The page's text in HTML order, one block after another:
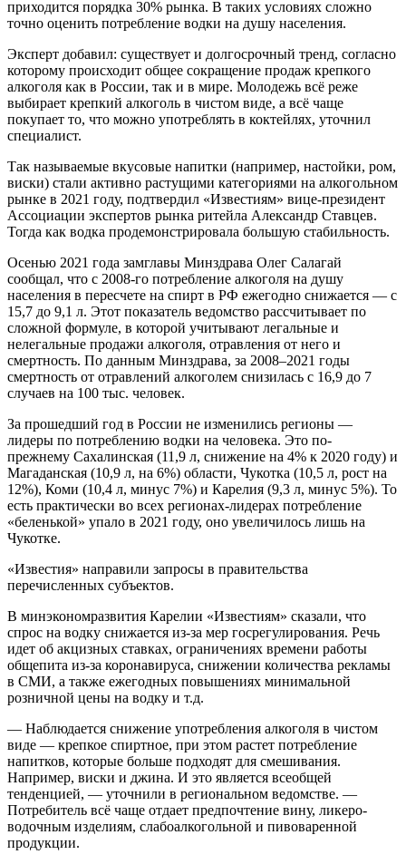
приходится порядка 30% рынка. В таких условиях сложно
точно оценить потребление водки на душу населения.
Эксперт добавил: существует и долгосрочный тренд, согласно
которому происходит общее сокращение продаж крепкого
алкоголя как в России, так и в мире. Молодежь всё реже
выбирает крепкий алкоголь в чистом виде, а всё чаще
покупает то, что можно употреблять в коктейлях, уточнил
специалист.
Так называемые вкусовые напитки (например, настойки, ром,
виски) стали активно растущими категориями на алкогольном
рынке в 2021 году, подтвердил «Известиям» вице-президент
Ассоциации экспертов рынка ритейла Александр Ставцев.
Тогда как водка продемонстрировала большую стабильность.
Осенью 2021 года замглавы Минздрава Олег Салагай
сообщал, что с 2008-го потребление алкоголя на душу
населения в пересчете на спирт в РФ ежегодно снижается — с
15,7 до 9,1 л. Этот показатель ведомство рассчитывает по
сложной формуле, в которой учитывают легальные и
нелегальные продажи алкоголя, отравления от него и
смертность. По данным Минздрава, за 2008–2021 годы
смертность от отравлений алкоголем снизилась с 16,9 до 7
случаев на 100 тыс. человек.
За прошедший год в России не изменились регионы —
лидеры по потреблению водки на человека. Это по-
прежнему Сахалинская (11,9 л, снижение на 4% к 2020 году) и
Магаданская (10,9 л, на 6%) области, Чукотка (10,5 л, рост на
12%), Коми (10,4 л, минус 7%) и Карелия (9,3 л, минус 5%). То
есть практически во всех регионах-лидерах потребление
«беленькой» упало в 2021 году, оно увеличилось лишь на
Чукотке.
«Известия» направили запросы в правительства
перечисленных субъектов.
В минэкономразвития Карелии «Известиям» сказали, что
спрос на водку снижается из-за мер госрегулирования. Речь
идет об акцизных ставках, ограничениях времени работы
общепита из-за коронавируса, снижении количества рекламы
в СМИ, а также ежегодных повышениях минимальной
розничной цены на водку и т.д.
— Наблюдается снижение употребления алкоголя в чистом
виде — крепкое спиртное, при этом растет потребление
напитков, которые больше подходят для смешивания.
Например, виски и джина. И это является всеобщей
тенденцией, — уточнили в региональном ведомстве. —
Потребитель всё чаще отдает предпочтение вину, ликеро-
водочным изделиям, слабоалкогольной и пивоваренной
продукции.